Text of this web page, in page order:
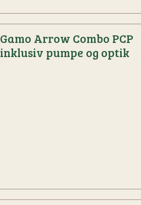
Gamo Arrow Combo PCP
inklusiv pumpe og optik